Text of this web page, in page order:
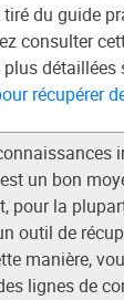
du guide
consulter
détaillées
récupérer
un bon
pour la
outil de
manière,
lignes de